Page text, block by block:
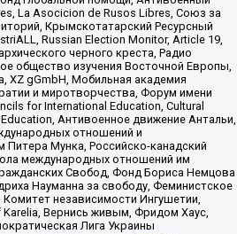
La Asocicion de Rusos Libres, Союз за
Крымскотатарский Ресурсный
Russian Election Monitor, Article 19,
черного креста, Радио
общество изучения Восточной Европы,
XZ gGmbH, Мобильная академия
и миротворчества, Форум имени
for International Education, Cultural
Антивоенное движение Антальи,
отношений и
Питера Мунка, Российско-канадский
международных отношений им
Свобод, Фонд Бориса Немцова
Науманна за свободу, Феминистское
независимости Ингушетии,
Вернись живым, Фридом Хаус,
Лига Украины